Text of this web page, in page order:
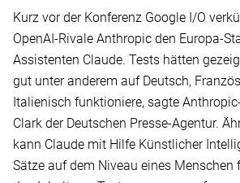
Kurz vor der Konferenz Google I/O
OpenAI-Rivale Anthropic den Europa-
Assistenten Claude. Tests hätten
gut unter anderem auf Deutsch,
Italienisch funktioniere, sagte
Clark der Deutschen Presse-Agentur.
kann Claude mit Hilfe Künstlicher
Sätze auf dem Niveau eines Menschen